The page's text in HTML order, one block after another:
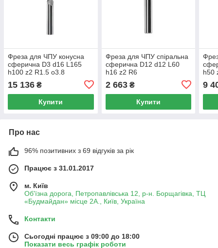
Фреза для ЧПУ конусна
сферична D3 d16 L165
h100 z2 R1.5 о3.8
15 136 ₴
Купити
Фреза для ЧПУ спіральна
сферична D12 d12 L60
h16 z2 R6
2 663₴
Купити
h50
9
Про нас
96% позитивних з 69 відгуків за рік
Працює з 31.01.2017
м. Київ
Об'їзна дорога, Петропавлівська 12, р-н. Борщагівка, ТЦ
«Будмайдан» місце 2А., Київ, Україна
Контакти
Сьогодні працює з 09:00 до 18:00
Показати весь графік роботи